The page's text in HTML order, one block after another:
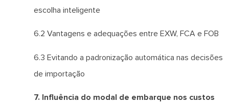
escolha inteligente
6.2 Vantagens e adequações entre EXW, FCA e FOB
6.3 Evitando a padronização automática nas decisões
de importação
7. Influência do modal de embarque nos custos